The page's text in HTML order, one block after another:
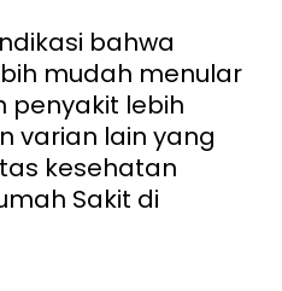
bahwa
mudah menular
penyakit lebih
varian lain yang
kesehatan
Sakit di